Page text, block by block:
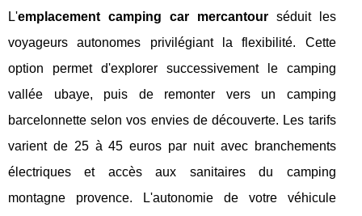
L'emplacement camping car mercantourséduit les
voyageurs autonomes privilégiant la flexibilité. Cette
option permet d'explorer successivement le camping
vallée ubaye, puis de remonter vers un camping
barcelonnette selon vos envies de découverte. Les tarifs
varient de 25 à 45 euros par nuit avec branchements
électriques et accès aux sanitaires du camping
montagne provence. L'autonomie de votre véhicule